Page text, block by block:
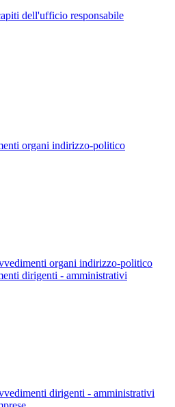
dell'ufficio responsabile
organi indirizzo-politico
organi indirizzo-politico
dirigenti - amministrativi
dirigenti - amministrativi